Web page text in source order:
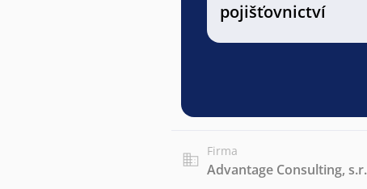
pojišťovnictví
Firma
Advantage Consulting,